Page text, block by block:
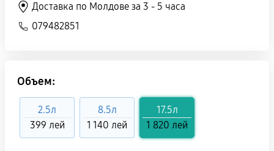
Объем:
2.5л
399 лей
8.5л
1 140 лей
17.5л
1 820 лей
Доставка по Молдове за 3 - 5 часа
079482851